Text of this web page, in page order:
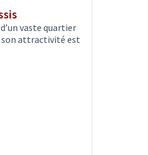
vaste quartier
son attractivité est